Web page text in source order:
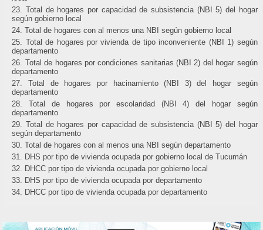
Total de hogares por capacidad de subsistencia (NBI 5) del hogar
según gobierno local
Total de hogares con al menos una NBI según gobierno local
Total de hogares por vivienda de tipo inconveniente (NBI 1) según
departamento
Total de hogares por condiciones sanitarias (NBI 2) del hogar según
departamento
Total de hogares por hacinamiento (NBI 3) del hogar según
departamento
Total de hogares por escolaridad (NBI 4) del hogar según
departamento
Total de hogares por capacidad de subsistencia (NBI 5) del hogar
según departamento
Total de hogares con al menos una NBI según departamento
DHS por tipo de vivienda ocupada por gobierno local de Tucumán
DHCC por tipo de vivienda ocupada por gobierno local
DHS por tipo de vivienda ocupada por departamento
DHCC por tipo de vivienda ocupada por departamento